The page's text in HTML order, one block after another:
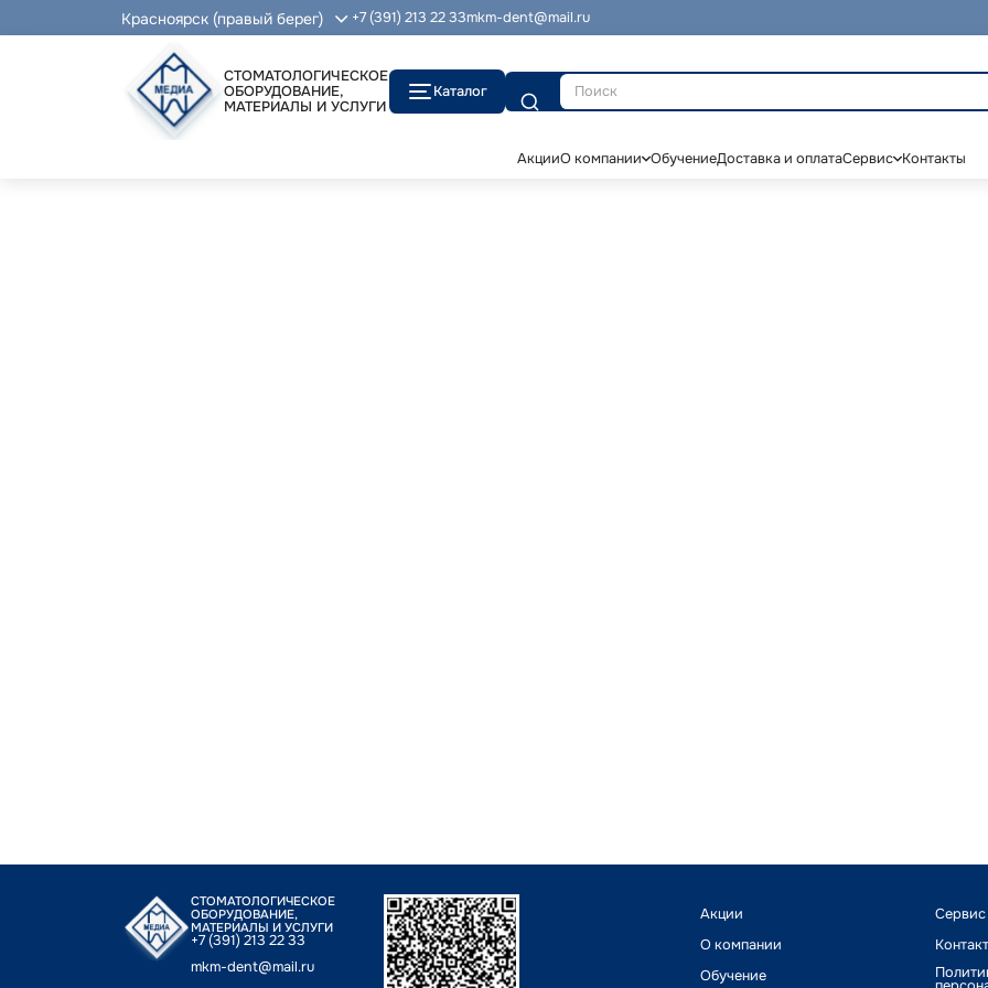
Красноярск (правый берег) +7 (391) 213 22 33mkm-dent@mail.ru
СТОМАТОЛОГИЧЕСКОЕ
ОБОРУДОВАНИЕ,
МАТЕРИАЛЫ И УСЛУГИ
Каталог
Поиск
АкцииО компании ОбучениеДоставка и оплатаСервис Контакты
СТОМАТОЛОГИЧЕСКОЕ
ОБОРУДОВАНИЕ,
МАТЕРИАЛЫ И УСЛУГИ
+7 (391) 213 22 33
mkm-dent@mail.ru
Акции
О компании
Обучение
Сервис